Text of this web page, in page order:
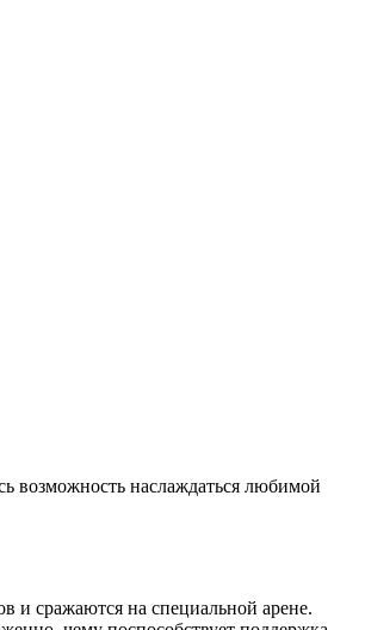
возможность наслаждаться любимой
и сражаются на специальной арене.